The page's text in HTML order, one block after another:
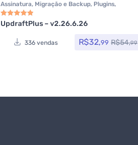
Assinatura, Migração e Backup, Plugins,
Segurança,
Avaliação
UpdraftPlus – v2.26.6.26
336 vendas R$32,99 R$54,99